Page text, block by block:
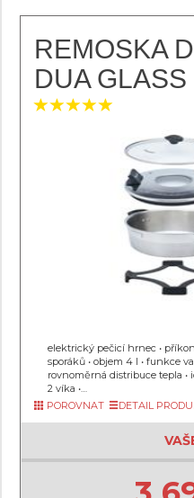
REMOSKA
DUA GLASS
elektrický pečicí hrnec •
sporáků • objem 4 l • funkce
rovnoměrná distribuce tepla •
2 víka •…
POROVNAT
DETAIL